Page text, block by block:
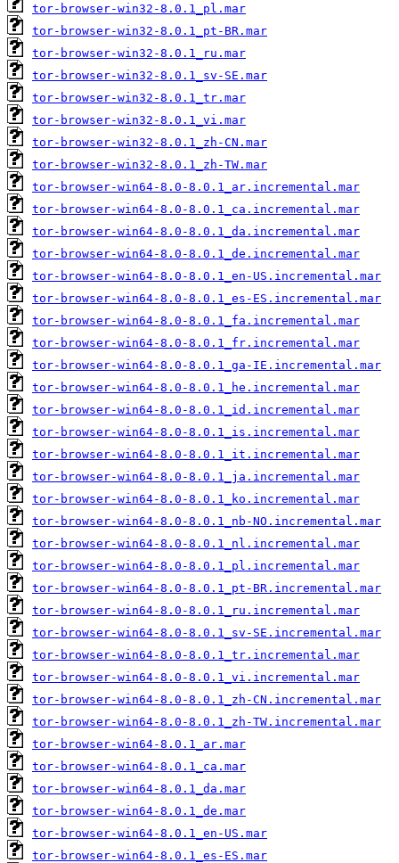
tor-browser-win32-8.0.1_pl.mar
tor-browser-win32-8.0.1_pt-BR.mar
tor-browser-win32-8.0.1_ru.mar
tor-browser-win32-8.0.1_sv-SE.mar
tor-browser-win32-8.0.1_tr.mar
tor-browser-win32-8.0.1_vi.mar
tor-browser-win32-8.0.1_zh-CN.mar
tor-browser-win32-8.0.1_zh-TW.mar
tor-browser-win64-8.0-8.0.1_ar.incremental.mar
tor-browser-win64-8.0-8.0.1_ca.incremental.mar
tor-browser-win64-8.0-8.0.1_da.incremental.mar
tor-browser-win64-8.0-8.0.1_de.incremental.mar
tor-browser-win64-8.0-8.0.1_en-US.incremental.mar
tor-browser-win64-8.0-8.0.1_es-ES.incremental.mar
tor-browser-win64-8.0-8.0.1_fa.incremental.mar
tor-browser-win64-8.0-8.0.1_fr.incremental.mar
tor-browser-win64-8.0-8.0.1_ga-IE.incremental.mar
tor-browser-win64-8.0-8.0.1_he.incremental.mar
tor-browser-win64-8.0-8.0.1_id.incremental.mar
tor-browser-win64-8.0-8.0.1_is.incremental.mar
tor-browser-win64-8.0-8.0.1_it.incremental.mar
tor-browser-win64-8.0-8.0.1_ja.incremental.mar
tor-browser-win64-8.0-8.0.1_ko.incremental.mar
tor-browser-win64-8.0-8.0.1_nb-NO.incremental.mar
tor-browser-win64-8.0-8.0.1_nl.incremental.mar
tor-browser-win64-8.0-8.0.1_pl.incremental.mar
tor-browser-win64-8.0-8.0.1_pt-BR.incremental.mar
tor-browser-win64-8.0-8.0.1_ru.incremental.mar
tor-browser-win64-8.0-8.0.1_sv-SE.incremental.mar
tor-browser-win64-8.0-8.0.1_tr.incremental.mar
tor-browser-win64-8.0-8.0.1_vi.incremental.mar
tor-browser-win64-8.0-8.0.1_zh-CN.incremental.mar
tor-browser-win64-8.0-8.0.1_zh-TW.incremental.mar
tor-browser-win64-8.0.1_ar.mar
tor-browser-win64-8.0.1_ca.mar
tor-browser-win64-8.0.1_da.mar
tor-browser-win64-8.0.1_de.mar
tor-browser-win64-8.0.1_en-US.mar
tor-browser-win64-8.0.1_es-ES.mar